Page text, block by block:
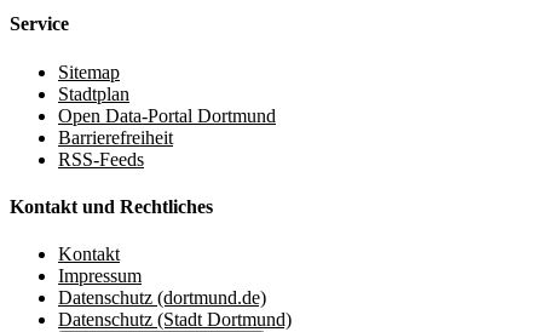
Service
Sitemap
Stadtplan
Open Data-Portal Dortmund
Barrierefreiheit
RSS-Feeds
Kontakt und Rechtliches
Kontakt
Impressum
Datenschutz (dortmund.de)
Datenschutz (Stadt Dortmund)